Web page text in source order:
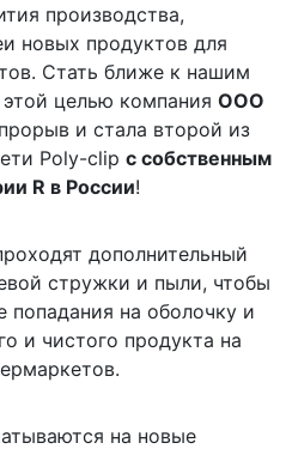
производства,
новых продуктов для
Стать ближе к нашим
целью компания ООО
и стала второй из
Poly-clip с собственным
R в России!
дополнительный
стружки и пыли, чтобы
попадания на оболочку и
и чистого продукта на
на новые